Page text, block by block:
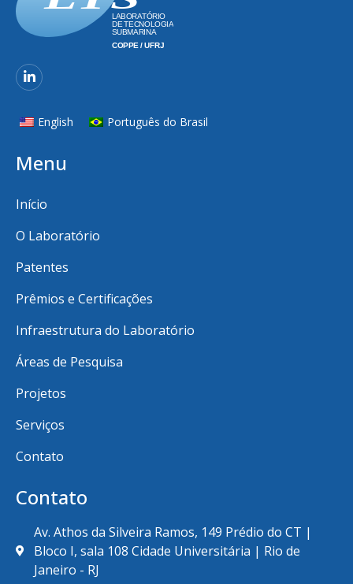
English Português do Brasil
Menu
Início
O Laboratório
Patentes
Prêmios e Certificações
Infraestrutura do Laboratório
Áreas de Pesquisa
Projetos
Serviços
Contato
Contato
Av. Athos da Silveira Ramos, 149 Prédio do CT |
Bloco I, sala 108 Cidade Universitária | Rio de
Janeiro - RJ